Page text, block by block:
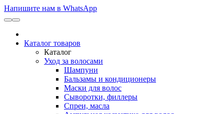
Напишите нам в WhatsApp
Каталог товаров
Каталог
Уход за волосами
Шампуни
Бальзамы и кондиционеры
Маски для волос
Сыворотки, филлеры
Спреи, масла